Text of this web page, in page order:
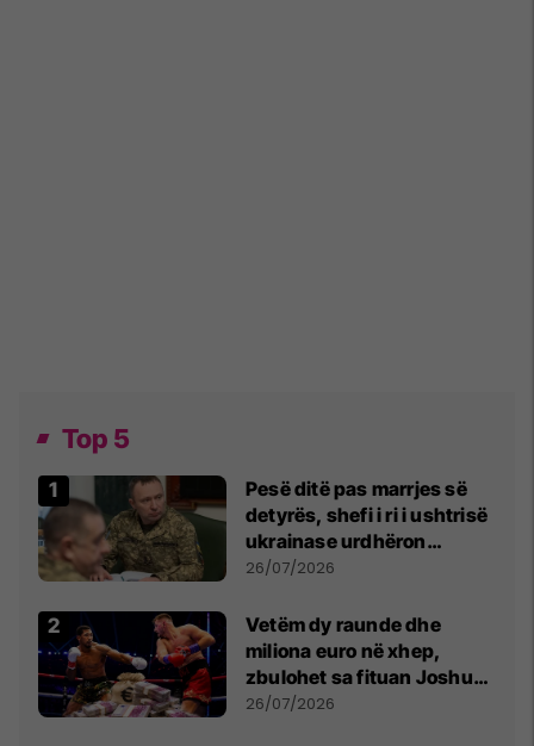
Top 5
Pesë ditë pas marrjes së
detyrës, shefi i ri i ushtrisë
ukrainase urdhëron
kontroll të madh
26/07/2026
Vetëm dy raunde dhe
miliona euro në xhep,
zbulohet sa fituan Joshua
e Prenga
26/07/2026